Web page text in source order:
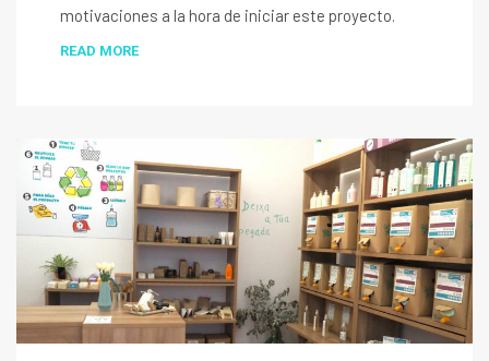
motivaciones a la hora de iniciar este proyecto.
READ MORE